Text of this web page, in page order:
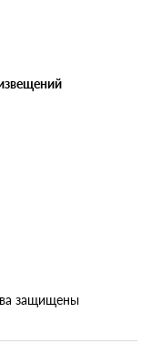
защищены